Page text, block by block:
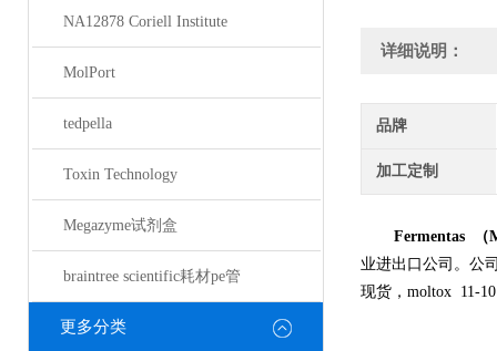
NA12878 Coriell Institute
MolPort
tedpella
Toxin Technology
Megazyme试剂盒
braintree scientific耗材pe管
更多分类
详细说明：
品牌
加工定制
Fermentas （
业进出口公司。公
现货，moltox 11-